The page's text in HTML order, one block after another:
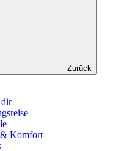
Zurück
dir
& Komfort